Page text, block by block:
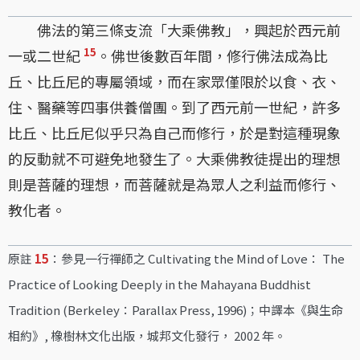
佛法的第三條支流「大乘佛教」，興起於西元前
一或二世紀 15 。佛世後數百年間，修行佛法成為比
丘、比丘尼的專屬領域，而在家眾僅限於以食、衣、
住、醫藥等四事供養僧團。到了西元前一世紀，許多
比丘、比丘尼似乎只為自己而修行，於是對這種現象
的反動就不可避免地發生了。大乘佛教徒提出的理想
則是菩薩的理想，而菩薩就是為眾人之利益而修行、
教化者。
原註 15 ：參見一行禪師之 Cultivating the Mind of Love： The
Practice of Looking Deeply in the Mahayana Buddhist
Tradition (Berkeley：Parallax Press, 1996)；中譯本《與生命
相約》, 橡樹林文化出版，城邦文化發行， 2002 年。